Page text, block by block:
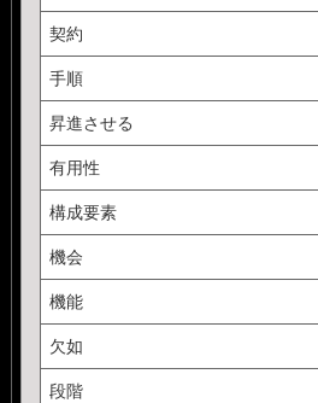
契約
手順
昇進させる
有用性
構成要素
機会
機能
欠如
段階